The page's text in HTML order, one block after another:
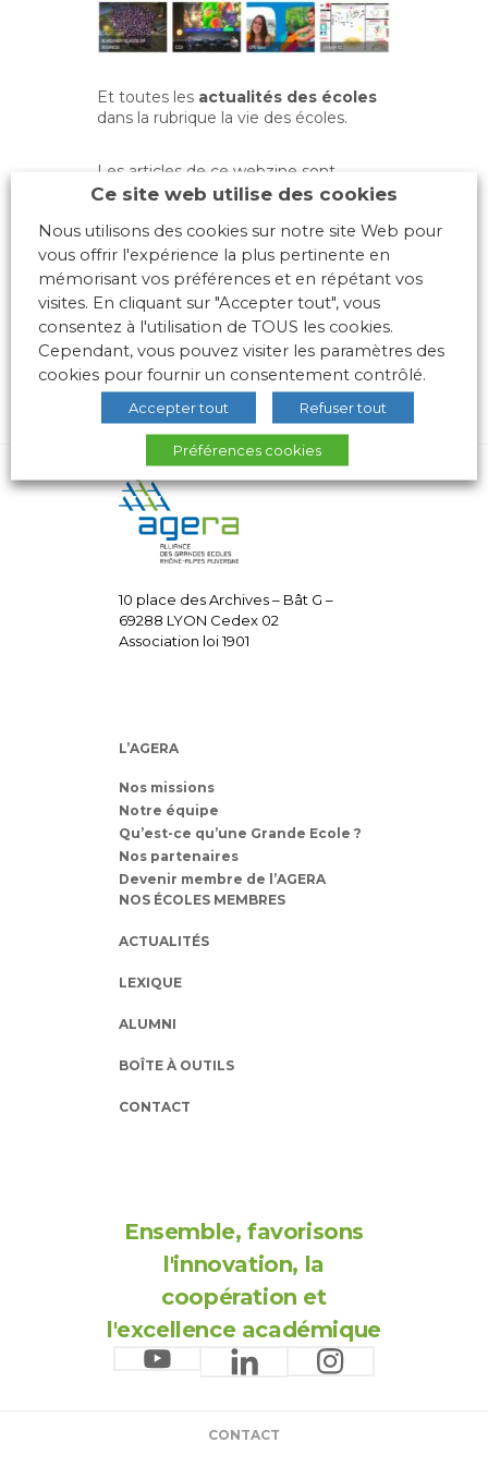
Et toutes les actualités des écoles
dans la rubrique la vie des écoles.
Les articles de ce webzine sont
partageables via les réseaux sociaux.
Lire Les Echos de l’AGERA n°45
10 place des Archives – Bât G –
69288 LYON Cedex 02
Association loi 1901
L’AGERA
Nos missions
Notre équipe
Qu’est-ce qu’une Grande Ecole ?
Nos partenaires
Devenir membre de l’AGERA
NOS ÉCOLES MEMBRES
ACTUALITÉS
LEXIQUE
ALUMNI
BOÎTE À OUTILS
CONTACT
Ensemble, favorisons
l'innovation, la
coopération et
l'excellence académique
CONTACT
Ce site web utilise des cookies
Nous utilisons des cookies sur notre site Web pour
vous offrir l'expérience la plus pertinente en
mémorisant vos préférences et en répétant vos
visites. En cliquant sur "Accepter tout", vous
consentez à l'utilisation de TOUS les cookies.
Cependant, vous pouvez visiter les paramètres des
cookies pour fournir un consentement contrôlé.
Accepter tout Refuser tout
Préférences cookies